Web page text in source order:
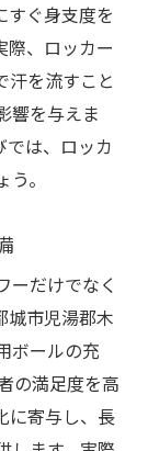
すぐ身支度を
際、ロッカー
汗を流すこと
響を与えま
は、ロッカ
。
ーだけでなく
城市児湯郡木
ボールの充
の満足度を高
に寄与し、長